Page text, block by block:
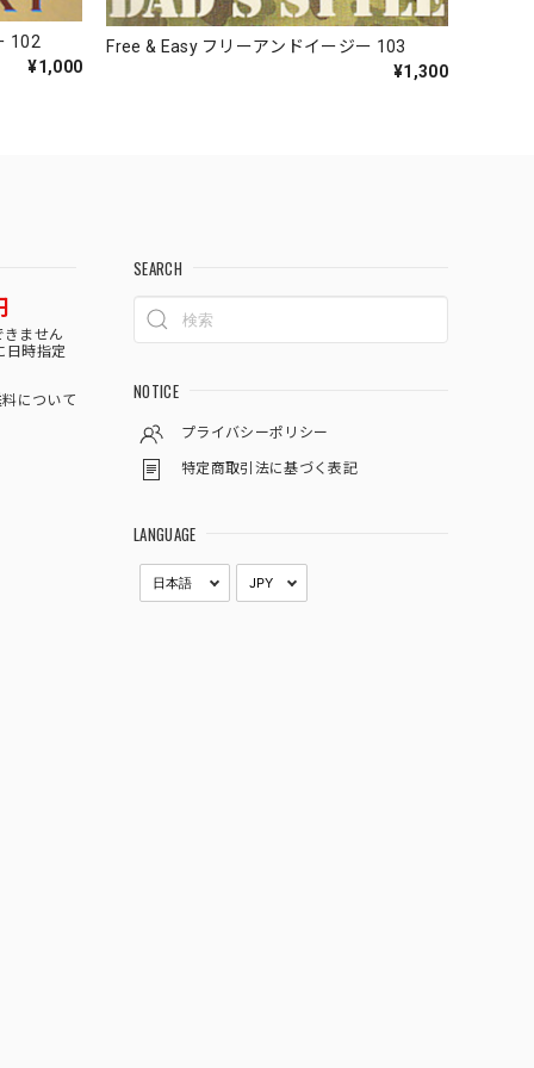
102
¥1,000
Free & Easy フリーアンドイージー 103
¥1,300
きません
日時指定
について
SEARCH
NOTICE
プライバシーポリシー
特定商取引法に基づく表記
LANGUAGE